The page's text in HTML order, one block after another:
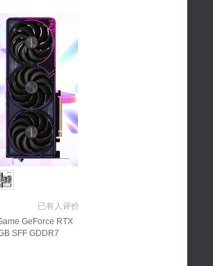
已有人评价
GeForce RTX
SFF GDDR7